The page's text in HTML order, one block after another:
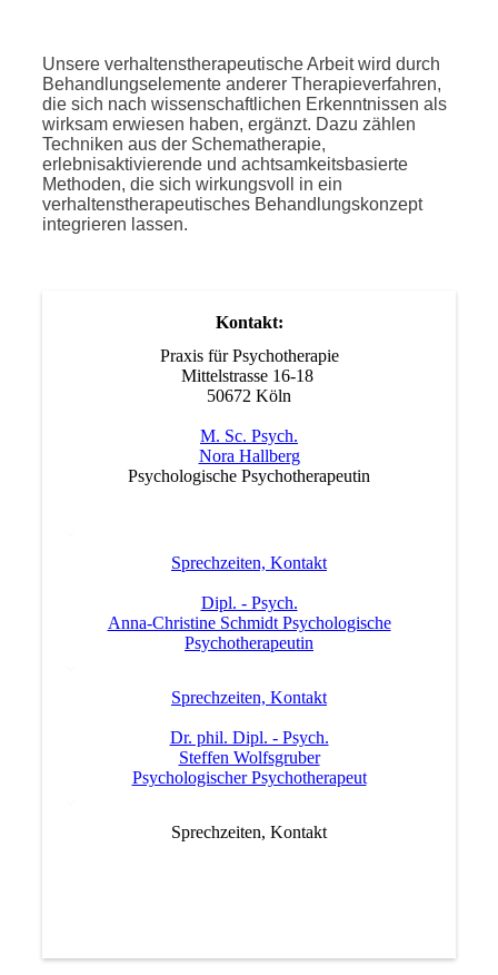
Unsere verhaltenstherapeutische Arbeit wird durch
Behandlungselemente anderer Therapieverfahren,
die sich nach wissenschaftlichen Erkenntnissen als
wirksam erwiesen haben, ergänzt. Dazu zählen
Techniken aus der Schematherapie,
erlebnisaktivierende und achtsamkeitsbasierte
Methoden, die sich wirkungsvoll in ein
verhaltenstherapeutisches Behandlungskonzept
integrieren lassen.
Kontakt:
Praxis für Psychotherapie
Mittelstrasse 16-18
50672 Köln
M. Sc. Psych.
Nora Hallberg
Psychologische Psychotherapeutin
Sprechzeiten, Kontakt
Dipl. - Psych.
Anna-Christine Schmidt Psychologische
Psychotherapeutin
Sprechzeiten, Kontakt
Dr. phil. Dipl. - Psych.
Steffen Wolfsgruber
Psychologischer Psychotherapeut
Sprechzeiten, Kontakt